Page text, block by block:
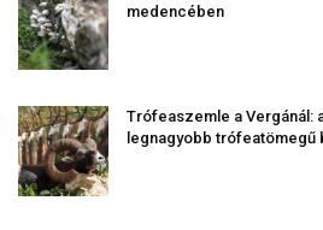
medencében
Trófeaszemle a Vergánál:
legnagyobb trófeatömegű